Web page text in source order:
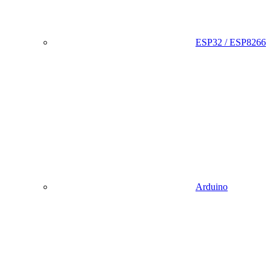
ESP32 / ESP8266
Arduino